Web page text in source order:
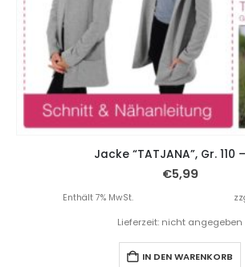
Jacke “TATJANA”, Gr. 110
€5,99
Enthält 7% MwSt.
Lieferzeit: nicht angegeben
IN DEN WARENKORB